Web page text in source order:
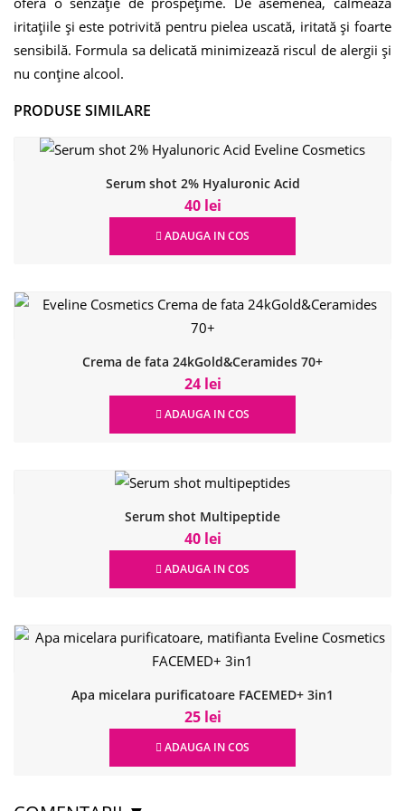
iritațiile și este potrivită pentru pielea uscată, iritată și foarte
sensibilă. Formula sa delicată minimizează riscul de alergii și
nu conține alcool.
PRODUSE SIMILARE
Serum shot 2% Hyaluronic Acid
40 lei
ADAUGA IN COS
Crema de fata 24kGold&Ceramides 70+
24 lei
ADAUGA IN COS
Serum shot Multipeptide
40 lei
ADAUGA IN COS
Apa micelara purificatoare FACEMED+ 3in1
25 lei
ADAUGA IN COS